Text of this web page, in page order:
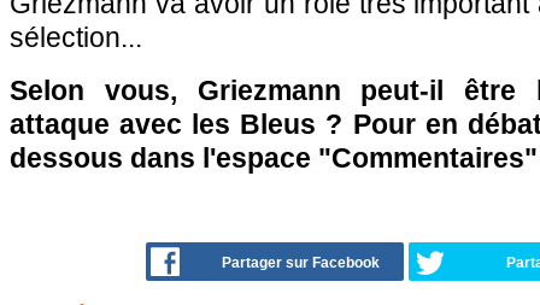
sélection...
Selon vous, Griezmann peut-il
attaque avec les Bleus ? Pour en
dessous dans l'espace "Commentaires"
Partager sur Facebook